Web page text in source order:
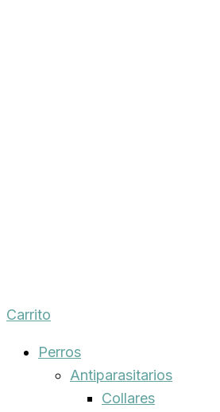
Carrito
Perros
Antiparasitarios
Collares